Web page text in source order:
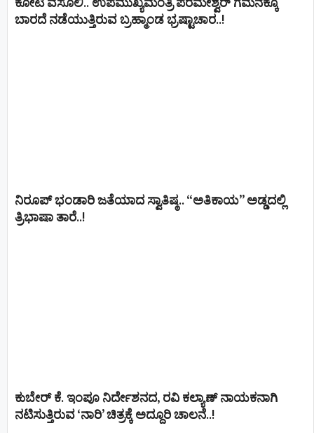
ಬಾರದೆ ನಡೆಯುತ್ತಿರುವ ಬ್ರಹ್ಮಾಂಡ ಭ್ರಷ್ಟಾಚಾರ..!
ನಿರೂಪ್ ಭಂಡಾರಿ ಜತೆಯಾದ ಸ್ವಾತಿಷ್ಠ.. “ಅತಿಕಾಯ” ಅಡ್ಡದಲ್ಲಿ
ತ್ರಿಭಾಷಾ ತಾರೆ..!
ಕುಬೇರ್ ಕೆ. ಇಂಪೂ ನಿರ್ದೇಶನದ, ರವಿ ಕಲ್ಯಾಣ್‍ ನಾಯಕನಾಗಿ
ನಟಿಸುತ್ತಿರುವ ‘ನಾರಿ’ ಚಿತ್ರಕ್ಕೆ ಅದ್ದೂರಿ ಚಾಲನೆ..!